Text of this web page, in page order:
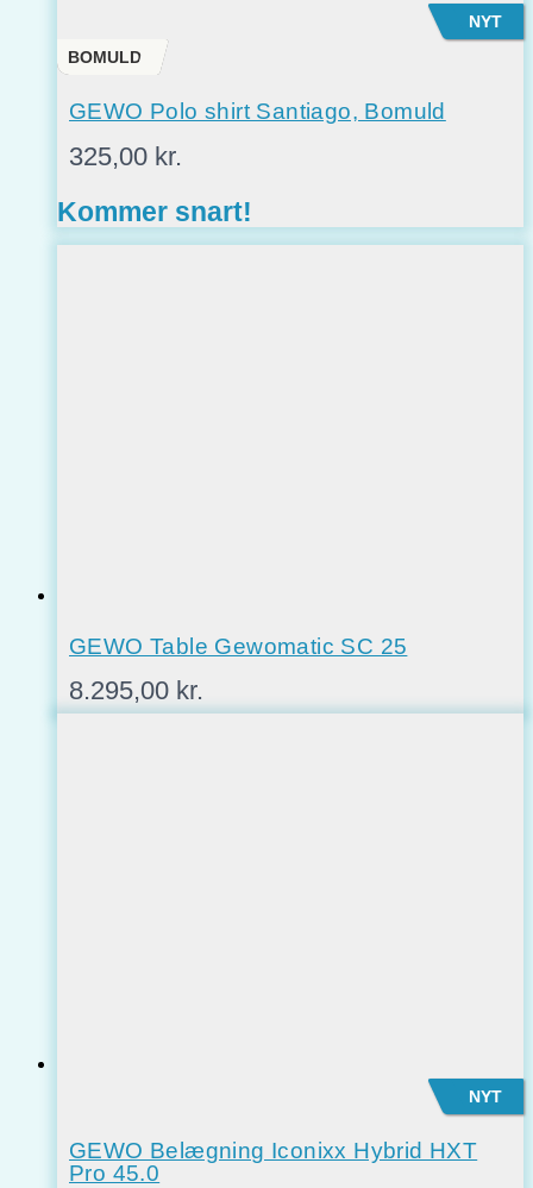
NYT
BOMULD
GEWO Polo shirt Santiago, Bomuld
325,00 kr.
Kommer snart!
GEWO Table Gewomatic SC 25
8.295,00 kr.
NYT
GEWO Belægning Iconixx Hybrid HXT
Pro 45.0